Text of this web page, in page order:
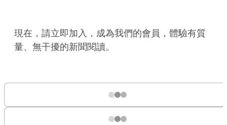
現在，請立即加入，成為我們的會員，體驗有質
量、無干擾的新聞閱讀。